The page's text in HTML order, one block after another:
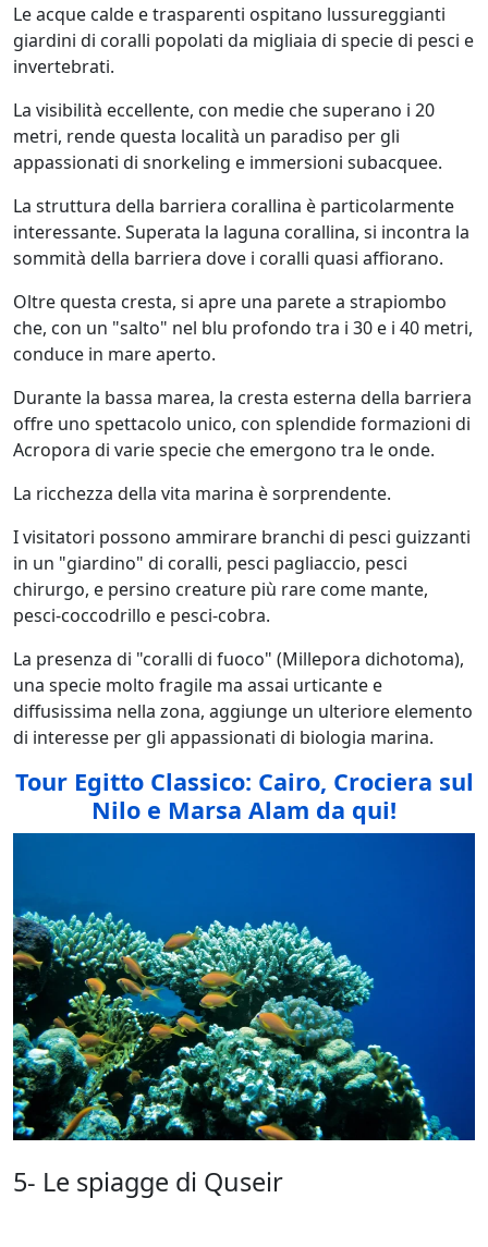
Le acque calde e trasparenti ospitano lussureggianti
giardini di coralli popolati da migliaia di specie di pesci e
invertebrati.
La visibilità eccellente, con medie che superano i 20
metri, rende questa località un paradiso per gli
appassionati di snorkeling e immersioni subacquee.
La struttura della barriera corallina è particolarmente
interessante. Superata la laguna corallina, si incontra la
sommità della barriera dove i coralli quasi affiorano.
Oltre questa cresta, si apre una parete a strapiombo
che, con un "salto" nel blu profondo tra i 30 e i 40 metri,
conduce in mare aperto.
Durante la bassa marea, la cresta esterna della barriera
offre uno spettacolo unico, con splendide formazioni di
Acropora di varie specie che emergono tra le onde.
La ricchezza della vita marina è sorprendente.
I visitatori possono ammirare branchi di pesci guizzanti
in un "giardino" di coralli, pesci pagliaccio, pesci
chirurgo, e persino creature più rare come mante,
pesci-coccodrillo e pesci-cobra.
La presenza di "coralli di fuoco" (Millepora dichotoma),
una specie molto fragile ma assai urticante e
diffusissima nella zona, aggiunge un ulteriore elemento
di interesse per gli appassionati di biologia marina.
Tour Egitto Classico: Cairo, Crociera sul
Nilo e Marsa Alam da qui!
5- Le spiagge di Quseir